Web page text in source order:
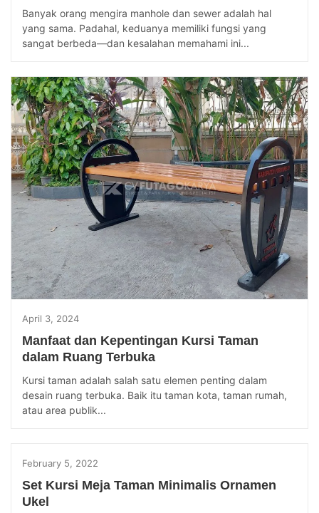
Banyak orang mengira manhole dan sewer adalah hal
yang sama. Padahal, keduanya memiliki fungsi yang
sangat berbeda—dan kesalahan memahami ini...
April 3, 2024
Manfaat dan Kepentingan Kursi Taman
dalam Ruang Terbuka
Kursi taman adalah salah satu elemen penting dalam
desain ruang terbuka. Baik itu taman kota, taman rumah,
atau area publik...
February 5, 2022
Set Kursi Meja Taman Minimalis Ornamen
Ukel